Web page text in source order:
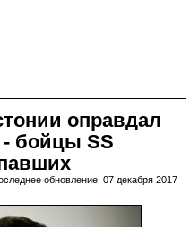
оправдал
- бойцы SS
обновление: 07 декабря 2017